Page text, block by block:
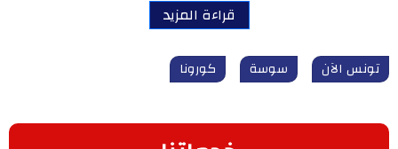
قراءة المزيد
تونس الآن سوسة كورونا